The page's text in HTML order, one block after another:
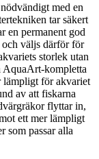
med en
tar säkert
en permanent god
väljs därför för
storlek utan
AquaArt-kompletta
lämpligt för akvariet
av att fiskarna
flyttar in,
ett mer lämpligt
som passar alla